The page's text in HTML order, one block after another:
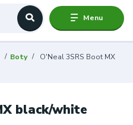
Menu
Boty
O'Neal 3SRS Boot MX
black/white